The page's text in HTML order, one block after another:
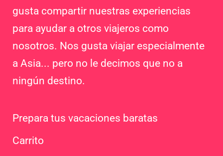
gusta compartir nuestras experiencias
para ayudar a otros viajeros como
nosotros. Nos gusta viajar especialmente
a Asia... pero no le decimos que no a
ningún destino.
Prepara tus vacaciones baratas
Carrito